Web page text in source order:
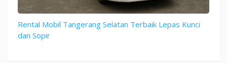
Rental Mobil Tangerang Selatan Terbaik Lepas Kunci
dan Sopir